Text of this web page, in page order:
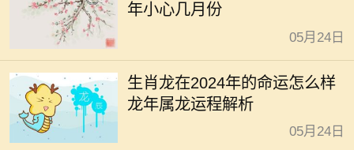
年小心几月份
05月24日
生肖龙在2024年的命运怎么样
龙年属龙运程解析
05月24日